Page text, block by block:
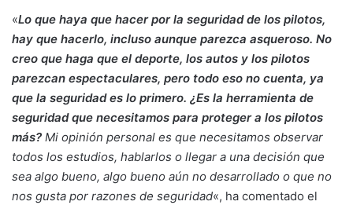
«Lo que haya que hacer por la seguridad de los pilotos,
hay que hacerlo, incluso aunque parezca asqueroso. No
creo que haga que el deporte, los autos y los pilotos
parezcan espectaculares, pero todo eso no cuenta, ya
que la seguridad es lo primero. ¿Es la herramienta de
seguridad que necesitamos para proteger a los pilotos
más? Mi opinión personal es que necesitamos observar
todos los estudios, hablarlos o llegar a una decisión que
sea algo bueno, algo bueno aún no desarrollado o que no
nos gusta por razones de seguridad«, ha comentado el